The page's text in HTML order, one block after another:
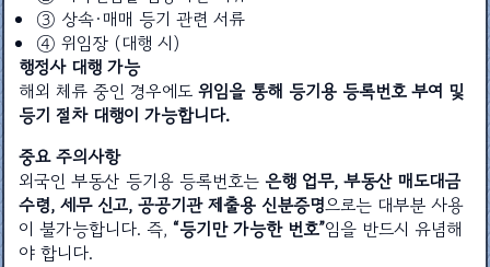
③ 상속·매매 등기 관련 서류
④ 위임장 (대행 시)
행정사 대행 가능
해외 체류 중인 경우에도위임을 통해 등기용 등록번호 부여 및
등기 절차 대행이 가능합니다.
중요 주의사항
외국인 부동산 등기용 등록번호는 은행 업무, 부동산 매도대금
수령, 세무 신고, 공공기관 제출용 신분증명으로는 대부분 사용
이 불가능합니다. 즉, “등기만 가능한 번호”임을 반드시 유념해
야 합니다.